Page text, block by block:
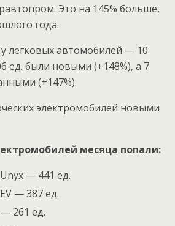
Это на 145% больше,
года.
легковых автомобилей — 10
ед. были новыми (+148%), а 7
(+147%).
электромобилей новыми
месяца попали:
— 441 ед.
— 387 ед.
261 ед.